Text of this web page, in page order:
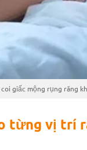
giấc mộng rụng răng
từng vị trí